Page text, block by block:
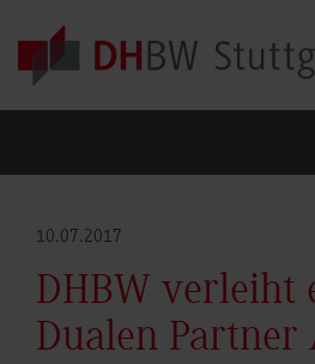
Skip to main content
10.07.2017
DHBW verleiht
Dualen Partner